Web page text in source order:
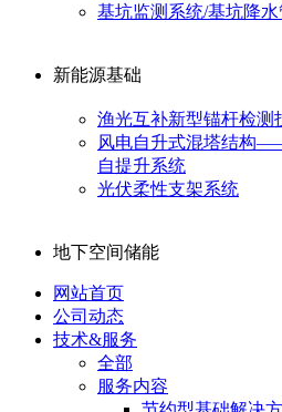
基坑监测系统/基坑降
新能源基础
渔光互补新型锚杆检测
风电自升式混塔结构
自提升系统
光伏柔性支架系统
地下空间储能
网站首页
公司动态
技术&服务
全部
服务内容